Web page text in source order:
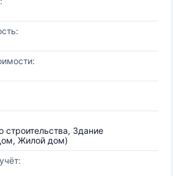
строительства, Здание
Жилой дом)